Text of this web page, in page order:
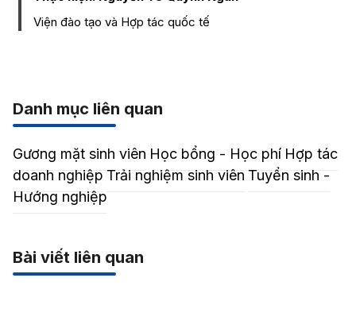
Viện đào tạo và Hợp tác quốc tế
Danh mục liên quan
Gương mặt sinh viên Học bổng - Học phí Hợp tác
doanh nghiệpTrải nghiệm sinh viênTuyển sinh -
Hướng nghiệp
Bài viết liên quan